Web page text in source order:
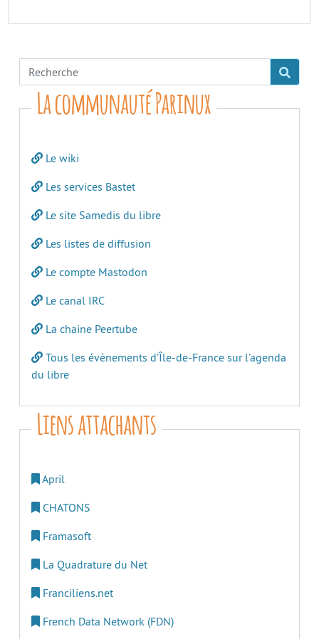
La communauté Parinux
Le wiki
Les services Bastet
Le site Samedis du libre
Les listes de diffusion
Le compte Mastodon
Le canal IRC
La chaine Peertube
Tous les évènements d’Île-de-France sur l’agenda
du libre
Liens attachants
April
CHATONS
Framasoft
La Quadrature du Net
Franciliens.net
French Data Network (FDN)